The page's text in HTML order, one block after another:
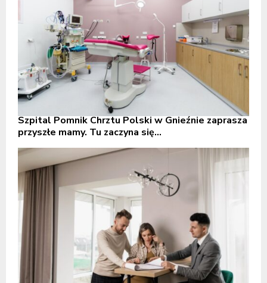
Szpital Pomnik Chrztu Polski w Gnieźnie zaprasza
przyszłe mamy. Tu zaczyna się...